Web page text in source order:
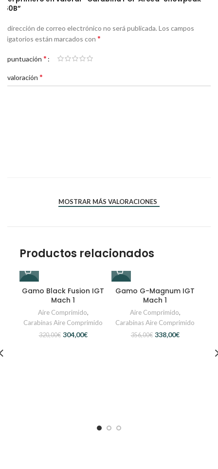
dirección de correo electrónico no será publicada.Los campos
están marcados con *
puntuación *
valoración *
MOSTRAR MÁS VALORACIONES
Productos relacionados
Gamo Black Fusion IGT
Mach 1
Aire Comprimido,
Carabinas Aire Comprimido
320,00€ 304,00€
Gamo G-Magnum IGT
Mach 1
Aire Comprimido,
Carabinas Aire Comprimido
356,00€ 338,00€